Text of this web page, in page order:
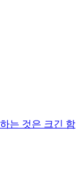
는 것은 크긴 함